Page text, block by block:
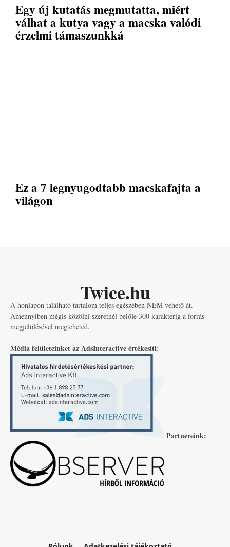
Egy új kutatás megmutatta, miért
válhat a kutya vagy a macska valódi
érzelmi támaszunkká
Ez a 7 legnyugodtabb macskafajta a
világon
Twice.hu
A honlapon található tartalom teljes egészében NEM vehető át.
Amennyiben mégis közölni szeretnél belőle 300 karakterig a forrás
megjelölésével megteheted.
Média felületeinket az AdsInteractive értékesíti:
Partnereink: